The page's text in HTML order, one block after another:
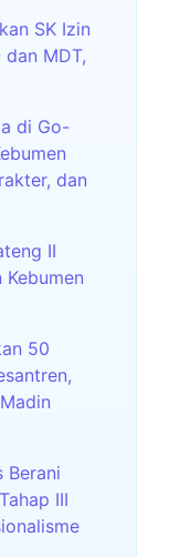
SK Izin
dan MDT,
di Go-
dan
II
Kebumen
50
Berani
III